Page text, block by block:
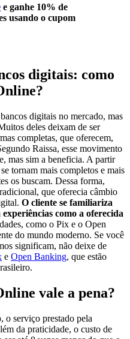
e ganhe 10% de
usando o cupom
digitais: como
digitais no mercado, mas
deles deixam de ser
completas, que oferecem,
Raissa, esse movimento
mas sim a beneficia. A partir
tornam mais completos e mais
os buscam. Dessa forma,
que oferecia câmbio
O cliente se familiariza
como a oferecida
como o Pix e o Open
do mundo moderno. Se você
significam, não deixe de
e Open Banking, que estão
vale a pena?
o serviço prestado pela
da praticidade, o custo de